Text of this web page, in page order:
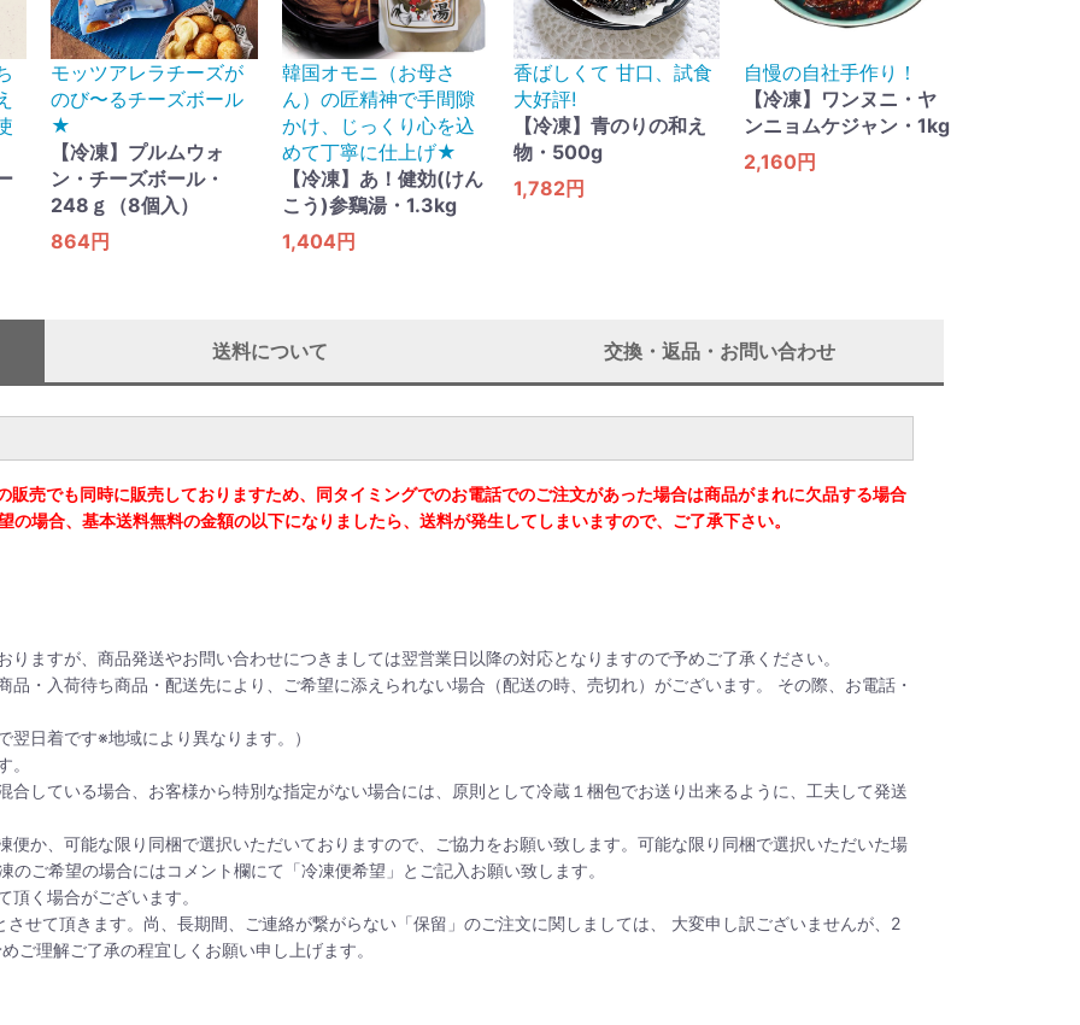
モッツアレラチーズが
のび〜るチーズボール
★
【冷凍】プルムウォ
ン・チーズボール・
248ｇ（8個入）
864円
韓国オモニ（お母さ
ん）の匠精神で手間隙
かけ、じっくり心を込
めて丁寧に仕上げ★
【冷凍】あ！健効(けん
こう)参鷄湯・1.3kg
1,404円
香ばしくて 甘口​、試食
大好評!
【冷凍】青のりの和え
物・500g
1,782円
自慢の自社手作り！
【冷凍】ワンヌニ・ヤ
ンニョムケジャン・1kg
2,160円
送料について 交換・返品・お問い合わせ
売でも同時に販売しておりますため、同タイミングでのお電話でのご注文があった場合は商品がまれに欠品する場合
場合、基本送料無料の金額の以下になりましたら、送料が発生してしまいますので、ご了承下さい。
ますが、商品発送やお問い合わせにつきましては翌営業日以降の対応となりますので予めご了承ください。
・入荷待ち商品・配送先により、ご希望に添えられない場合（配送の時、売切れ）がございます。 その際、お電話・
日着です※地域により異なります。）
している場合、お客様から特別な指定がない場合には、原則として冷蔵１梱包でお送り出来るように、工夫して発送
か、可能な限り同梱で選択いただいておりますので、ご協力をお願い致します。可能な限り同梱で選択いただいた場
ご希望の場合にはコメント欄にて「冷凍便希望」とご記入お願い致します。
く場合がございます。
せて頂きます。尚、長期間、ご連絡が繋がらない「保留」のご注文に関しましては、 大変申し訳ございませんが、2
ご理解ご了承の程宜しくお願い申し上げます。